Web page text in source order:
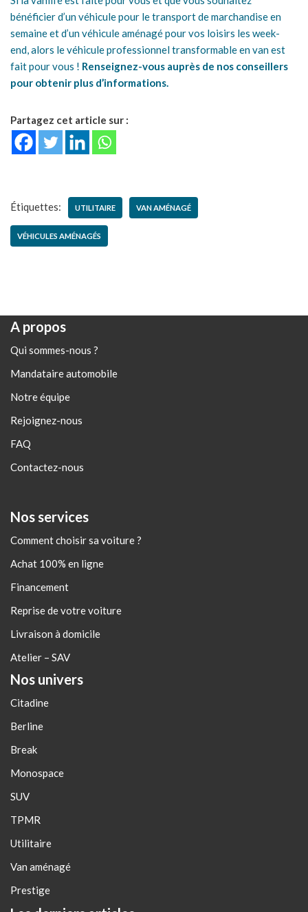
bénéficier d’un véhicule pour le transport de marchandise en
semaine et d’un véhicule aménagé pour vos loisirs les week-
end, alors le véhicule professionnel transformable en van est
fait pour vous ! Renseignez-vous auprès de nos conseillers
pour obtenir plus d’informations.
Partagez cet article sur :
Étiquettes: UTILITAIRE VAN AMÉNAGÉ
VÉHICULES AMÉNAGÉS
A propos
Qui sommes-nous ?
Mandataire automobile
Notre équipe
Rejoignez-nous
FAQ
Contactez-nous
Nos services
Comment choisir sa voiture ?
Achat 100% en ligne
Financement
Reprise de votre voiture
Livraison à domicile
Atelier – SAV
Nos univers
Citadine
Berline
Break
Monospace
SUV
TPMR
Utilitaire
Van aménagé
Prestige